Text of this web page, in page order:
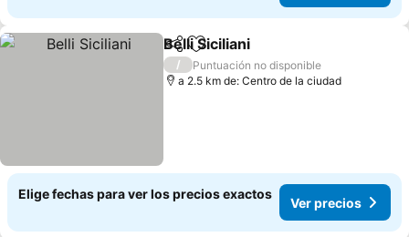
CompartirAgregar a favoritos
Belli Siciliani
/
Puntuación no disponible
a 2.5 km de: Centro de la ciudad
Elige fechas para ver los precios exactos
Ver precios